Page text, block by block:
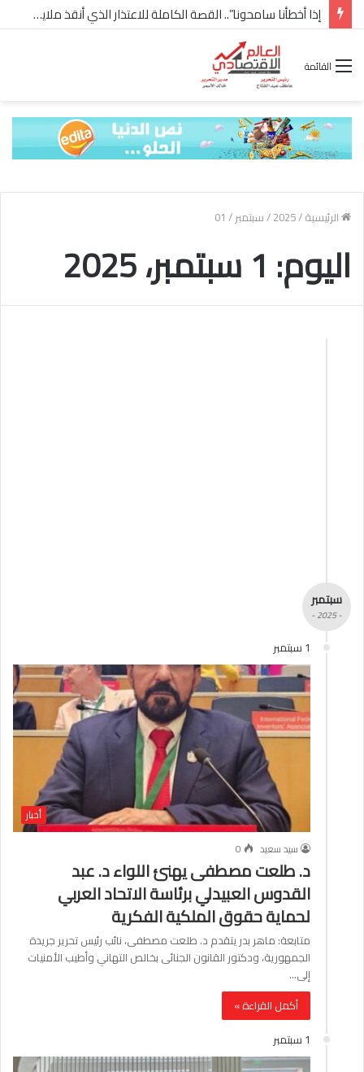
شركة “Scope Developments” تعلن تولي أحمد كمال عيسى منصب الرئيس التنفيذي للقطاع التجاري
القائمة
الرئيسية/
2025
/سبتمبر /
01
اليوم: 1 سبتمبر، 2025
سبتمبر
- 2025 -
1 سبتمبر
أخبار
سيد سعيد
0
د. طلعت مصطفى يهنئ اللواء د. عبد
القدوس العبيدلي برئاسة الاتحاد العربي
لحماية حقوق الملكية الفكرية
متابعة: ماهر بدر يتقدم د. طلعت مصطفى، نائب رئيس تحرير جريدة
الجمهورية، ودكتور القانون الجنائى بخالص التهاني وأطيب الأمنيات
إلى…
أكمل القراءة »
1 سبتمبر